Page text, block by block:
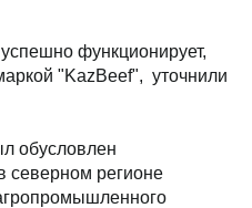
функционирует,
"KazBeef", уточнили
обусловлен
северном регионе